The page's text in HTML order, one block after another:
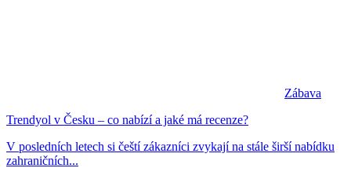
Zábava
Trendyol v Česku – co nabízí a jaké má recenze?
V posledních letech si čeští zákazníci zvykají na stále širší nabídku
zahraničních...